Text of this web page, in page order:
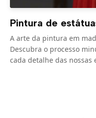
Pintura de
A arte da pintura em
Descubra o processo
cada detalhe das nossas